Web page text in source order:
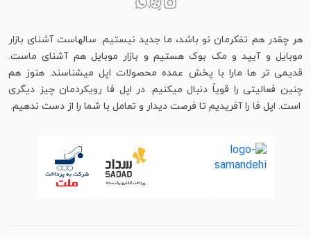
هر چقدر هم تفکرمان نو باشد، ما جدید نیستیم. سالهاست آشنای بازار
موبایل و آیپد و مک بوک هستیم و بازار موبایل هم آشنای ماست.
قدیمی تر ها مارا با پخش عمده محصولات اپل میشناسند. هنوز هم
چنین فعالیتی را قویاً دنبال میکنیم. در اپل فا رویکردمان چیز دیگری
است. اپل فا را آفریدیم تا فرصت دیدار و تعامل با شما را از دست ندهیم.